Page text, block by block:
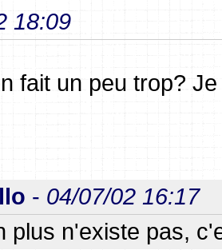
18:09
fait un peu trop?
- 04/07/02 16:17
plus n'existe pas,